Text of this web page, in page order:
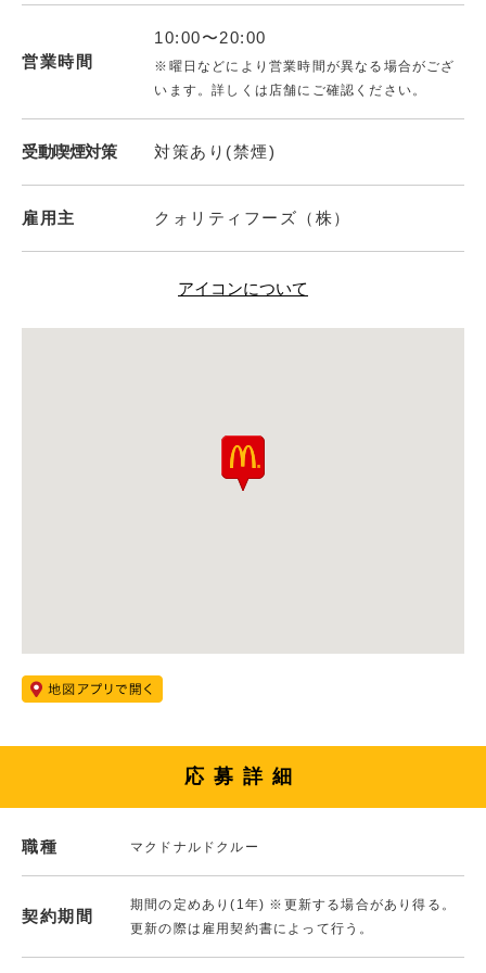
営業時間
10:00〜20:00
※曜日などにより営業時間が異なる場合がござ
います。詳しくは店舗にご確認ください。
受動喫煙対策 対策あり(禁煙)
雇用主 クォリティフーズ（株）
アイコンについて
応募詳細
職種 マクドナルドクルー
契約期間
期間の定めあり(1年) ※更新する場合があり得る。
更新の際は雇用契約書によって行う。